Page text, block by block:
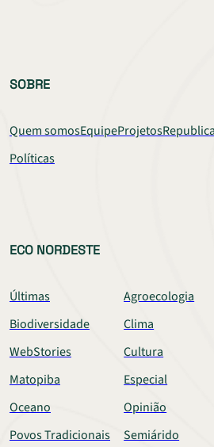
SOBRE
Quem somosEquipeProjetos
Políticas
ECO NORDESTE
Últimas
Agroecologia
Biodiversidade
Clima
WebStories
Cultura
Matopiba
Especial
Oceano
Opinião
Povos Tradicionais
Semiárido